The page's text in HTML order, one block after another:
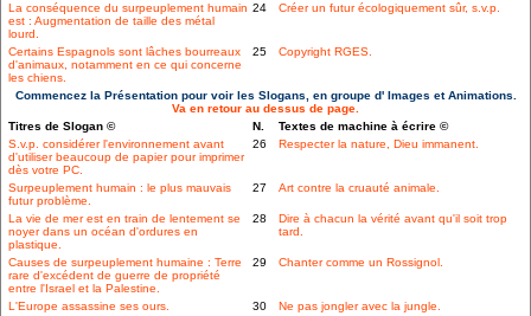
La conséquence du surpeuplement humain
est : Augmentation de taille des métal
lourd.
24 Créer un futur écologiquement sûr, s.v.p.
Certains Espagnols sont lâches bourreaux
d'animaux, notamment en ce qui concerne
les chiens.
25 Copyright RGES.
Commencez la Présentation pour voir les Slogans, en groupe d' Images et Animations.
Va en retour au dessus de page.
Titres de Slogan ©
N.
Textes de machine à écrire ©
S.v.p. considérer l'environnement avant
d'utiliser beaucoup de papier pour imprimer
dès votre PC.
26 Respecter la nature, Dieu immanent.
Surpeuplement humain : le plus mauvais
futur problème.
27 Art contre la cruauté animale.
La vie de mer est en train de lentement se
noyer dans un océan d'ordures en
plastique.
28
Dire à chacun la vérité avant qu'il soit trop
tard.
Causes de surpeuplement humaine : Terre
rare d'excédent de guerre de propriété
entre l'Israel et la Palestine.
29 Chanter comme un Rossignol.
L'Europe assassine ses ours. 30
Ne pas jongler avec la jungle.